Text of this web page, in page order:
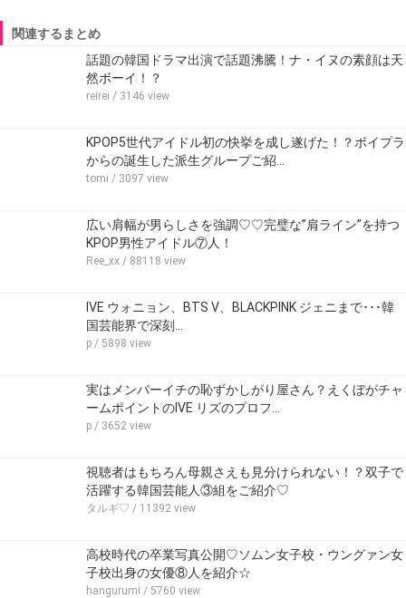
関連するまとめ
話題の韓国ドラマ出演で話題沸騰！ナ・イヌの素顔は天
然ボーイ！？
reirei / 3146 view
KPOP5世代アイドル初の快挙を成し遂げた！？ボイプラ
からの誕生した派生グループご紹…
tomi / 3097 view
広い肩幅が男らしさを強調♡♡完璧な”肩ライン”を持つ
KPOP男性アイドル⑦人！
Ree_xx / 88118 view
IVE ウォニョン、BTS V、BLACKPINK ジェニまで･･･韓
国芸能界で深刻…
p / 5898 view
実はメンバーイチの恥ずかしがり屋さん？えくぼがチャ
ームポイントのIVE リズのプロフ…
p / 3652 view
視聴者はもちろん母親さえも見分けられない！？双子で
活躍する韓国芸能人③組をご紹介♡
タルギ♡ / 11392 view
高校時代の卒業写真公開♡ソムン女子校・ウングァン女
子校出身の女優⑧人を紹介☆
hangurumi / 5760 view